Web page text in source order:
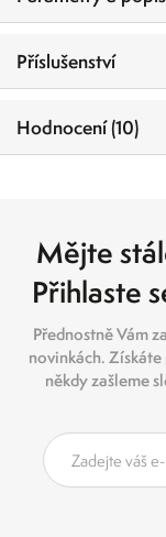
Příslušenství
Hodnocení (10)
Mějte
Přihlaste
Přednostně Vám
novinkách.
někdy zašleme